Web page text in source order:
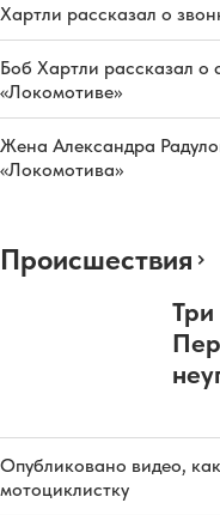
Хартли рассказал о
Боб Хартли рассказал
«Локомотиве»
Жена Александра
«Локомотива»
Происшествия
Опубликовано видео,
мотоциклистку